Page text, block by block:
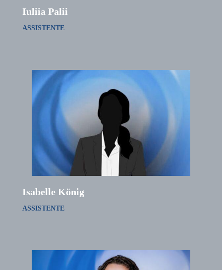
Iuliia Palii
ASSISTENTE
Isabelle König
ASSISTENTE